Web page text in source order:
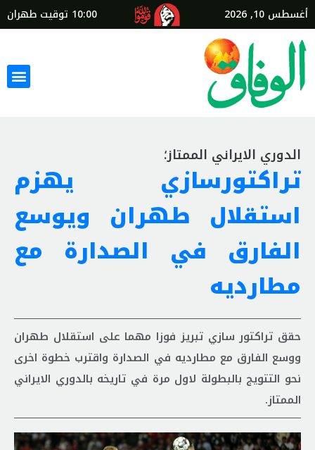
أغسطس 10, 2026 10:00 توقيت طهران
الدوري الايراني الممتاز؛
تراكتورسازي يهزم
استقلال طهران ويوسع
الفارق في الصدارة مع
مطارديه
حقق تراكتور سازي تبريز فوزا مهما على استقلال طهران
ووسع الفارق مع مطارديه في الصدارة واقترب خطوة اخرى
نحو التتويج بالبطولة لاول مرة في تاريخه بالدوري الايراني
الممتاز.